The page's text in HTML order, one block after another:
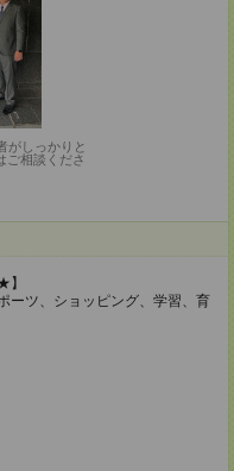
がしっかりと
ご相談くださ
】
ーツ、ショッピング、学習、育